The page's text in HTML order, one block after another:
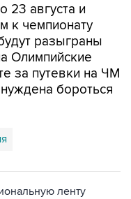
23 августа и
к чемпионату
разыграны
Олимпийские
за путевки на ЧМ
бороться
ленту